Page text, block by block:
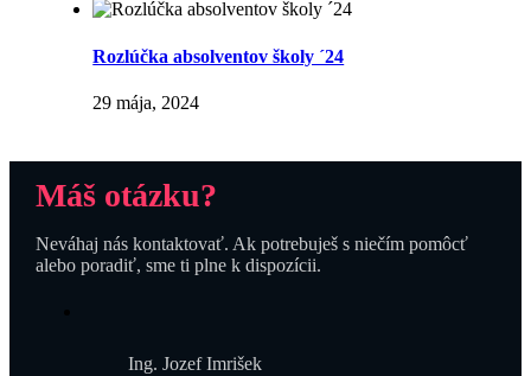
Rozlúčka absolventov školy ´24
29 mája, 2024
Máš otázku?
Neváhaj nás kontaktovať. Ak potrebuješ s niečím pomôcť
alebo poradiť, sme ti plne k dispozícii.
Ing. Jozef Imrišek